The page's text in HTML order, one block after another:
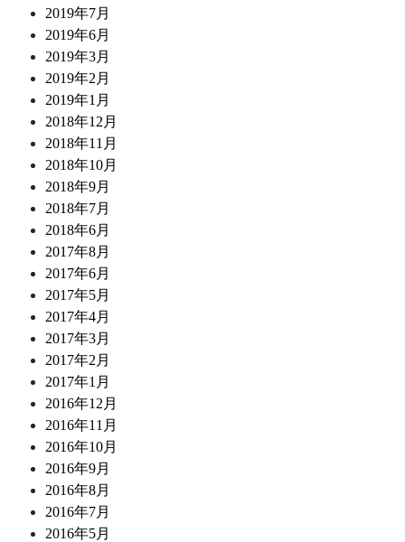
2019年7月
2019年6月
2019年3月
2019年2月
2019年1月
2018年12月
2018年11月
2018年10月
2018年9月
2018年7月
2018年6月
2017年8月
2017年6月
2017年5月
2017年4月
2017年3月
2017年2月
2017年1月
2016年12月
2016年11月
2016年10月
2016年9月
2016年8月
2016年7月
2016年5月